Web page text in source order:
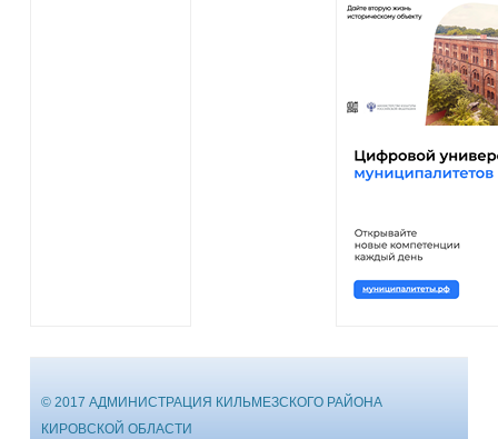
© 2017 АДМИНИСТРАЦИЯ КИЛЬМЕЗСКОГО РАЙОНА
КИРОВСКОЙ ОБЛАСТИ